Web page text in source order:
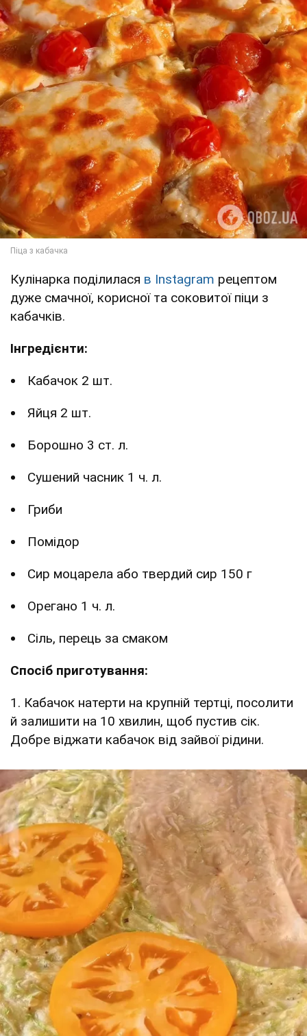
Кулінарка поділилася в Instagram рецептом
дуже смачної, корисної та соковитої піци з
кабачків.
Інгредієнти:
Кабачок 2 шт.
Яйця 2 шт.
Борошно 3 ст. л.
Сушений часник 1 ч. л.
Гриби
Помідор
Сир моцарела або твердий сир 150 г
Орегано 1 ч. л.
Сіль, перець за смаком
Спосіб приготування:
1. Кабачок натерти на крупній тертці, посолити
й залишити на 10 хвилин, щоб пустив сік.
Добре віджати кабачок від зайвої рідини.